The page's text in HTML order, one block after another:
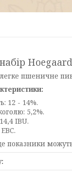
пшеничне
12 - 14%.
5,2%.
IBU.
показники можуть